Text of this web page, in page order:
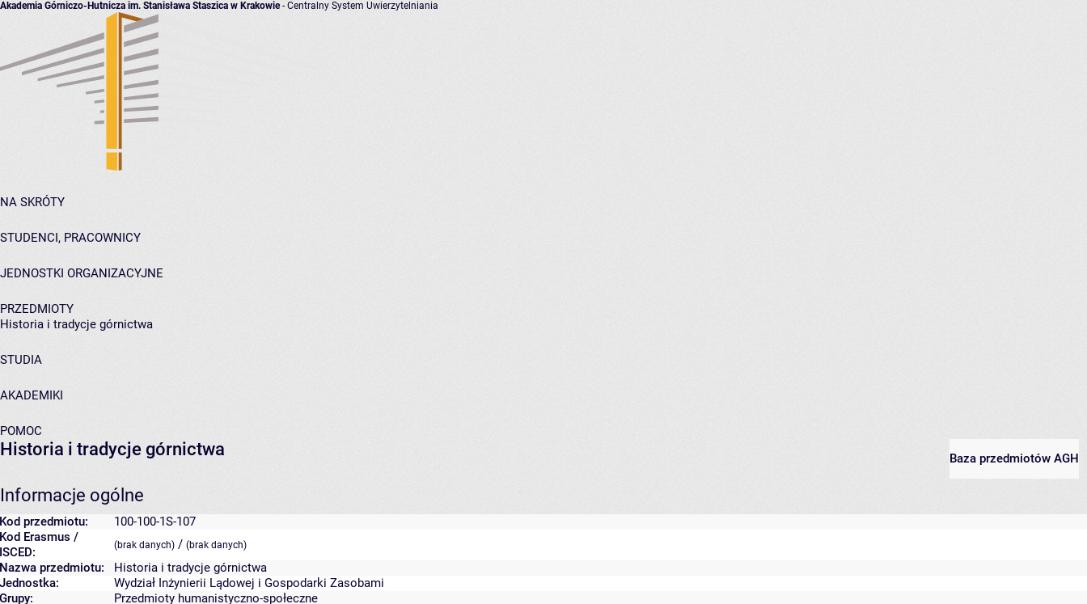
Akademia Górniczo-Hutnicza im. Stanisława Staszica w Krakowie- Centralny System Uwierzytelniania
NA SKRÓTY
STUDENCI, PRACOWNICY
JEDNOSTKI ORGANIZACYJNE
PRZEDMIOTY
Historia i tradycje górnictwa
STUDIA
AKADEMIKI
POMOC
Baza przedmiotów AGH
Historia i tradycje górnictwa
Informacje ogólne
Kod przedmiotu:
100-100-1S-107
Kod Erasmus /
ISCED:
(brak danych) / (brak danych)
Nazwa przedmiotu:
Historia i tradycje górnictwa
Jednostka:
Wydział Inżynierii Lądowej i Gospodarki Zasobami
Grupy:
Przedmioty humanistyczno-społeczne